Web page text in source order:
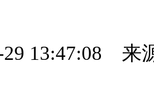
29 13:47:08